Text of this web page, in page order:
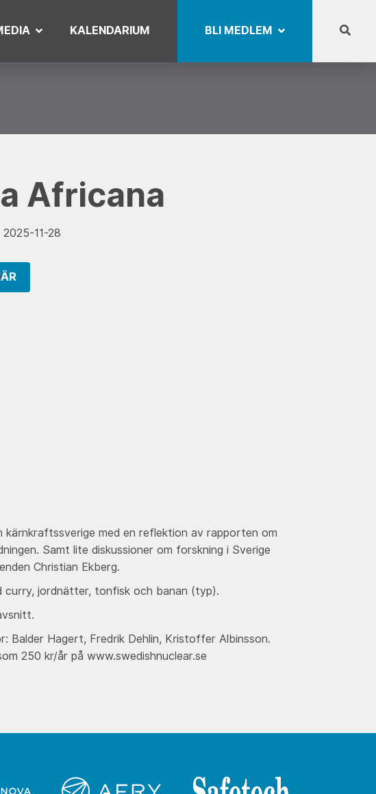
KALENDARIUM BLI MEDLEM
Africana
11-28
med en reflektion av rapporten om
Samt lite diskussioner om forskning i Sverige
Christian Ekberg.
curry, jordnätter, tonfisk och banan (typ).
Balder Hagert, Fredrik Dehlin, Kristoffer Albinsson.
250 kr/år på www.swedishnuclear.se